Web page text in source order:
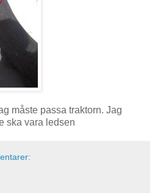
måste passa traktorn. Jag
ska vara ledsen